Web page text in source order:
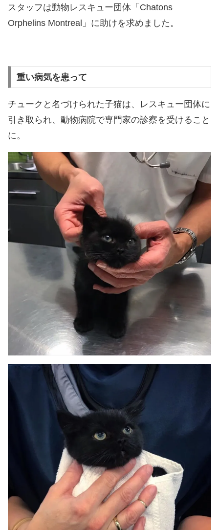
スタッフは動物レスキュー団体「Chatons
Orphelins Montreal」に助けを求めました。
重い病気を患って
チュークと名づけられた子猫は、レスキュー団体に
引き取られ、動物病院で専門家の診察を受けること
に。